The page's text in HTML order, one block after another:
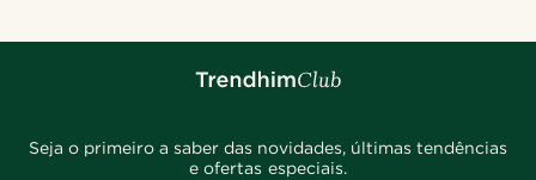
Seja o primeiro a saber das novidades, últimas tendências
e ofertas especiais.